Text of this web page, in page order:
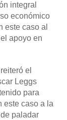
integral
económico
este caso al
apoyo en
el
Leggs
para
este caso a la
paladar